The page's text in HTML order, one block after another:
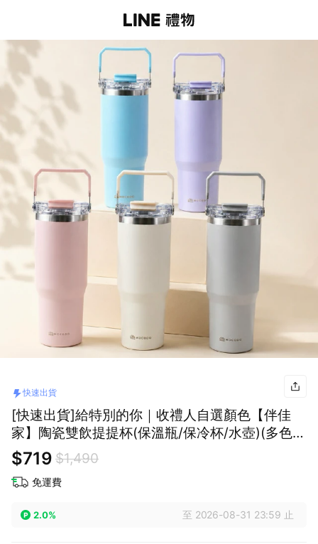
快速出貨
[快速出貨]給特別的你｜收禮人自選顏色【伴佳
家】陶瓷雙飲提提杯(保溫瓶/保冷杯/水壺)(多色可
選)｜生日禮物｜送禮推薦｜情人禮｜閨蜜禮｜母
親節禮物｜父親節禮物｜教師節禮物
$719 $1,490
免運費
2.0% 至 2026-08-31 23:59 止